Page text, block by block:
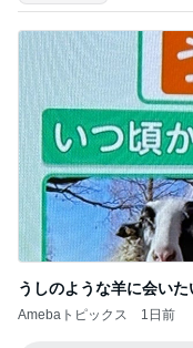
うしのような羊に会い
Amebaトピックス 1日前